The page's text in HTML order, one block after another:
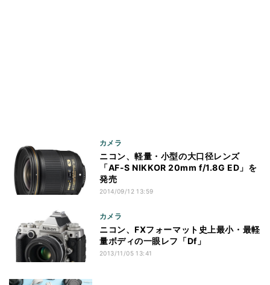
カメラ
ニコン、軽量・小型の大口径レンズ
「AF-S NIKKOR 20mm f/1.8G ED」を
発売
2014/09/12 13:59
カメラ
ニコン、FXフォーマット史上最小・最軽
量ボディの一眼レフ「Df」
2013/11/05 13:41